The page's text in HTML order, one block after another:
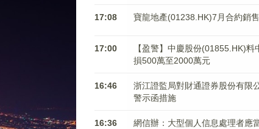
17:08 寶龍地產(01238.HK)7月合約銷
17:00
【盈警】中慶股份(01855.HK)料
損500萬至2000萬元
16:46
浙江證監局對財通證券股份有限
警示函措施
16:36
網信辦：大型個人信息處理者應